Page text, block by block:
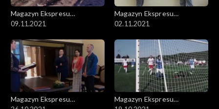
Magazyn Ekspresu
Reporterów
09.11.2021
Magazyn Ekspresu
Reporterów
02.11.2021
Magazyn Ekspresu
Magazyn Ekspresu